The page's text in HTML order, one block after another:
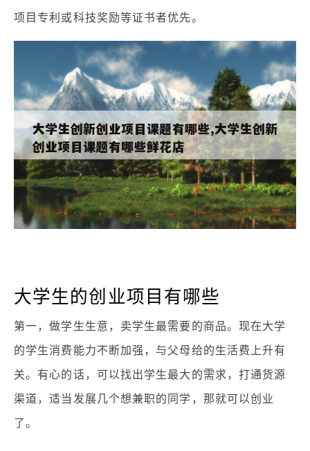
项目专利或科技奖励等证书者优先。
大学生的创业项目有哪些
第一，做学生生意，卖学生最需要的商品。现在大学
的学生消费能力不断加强，与父母给的生活费上升有
关。有心的话，可以找出学生最大的需求，打通货源
渠道，适当发展几个想兼职的同学，那就可以创业
了。